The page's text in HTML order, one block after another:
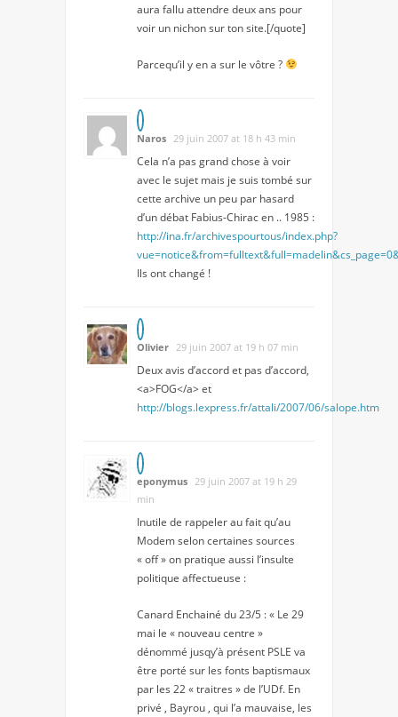
aura fallu attendre deux ans pour
voir un nichon sur ton site.[/quote]
Parcequ’il y en a sur le vôtre ?
Naros 29 juin 2007 at 18 h 43 min
Cela n’a pas grand chose à voir
avec le sujet mais je suis tombé sur
cette archive un peu par hasard
d’un débat Fabius-Chirac en .. 1985 :
http://ina.fr/archivespourtous/index.php?
Ils ont changé !
Olivier 29 juin 2007 at 19 h 07 min
Deux avis d’accord et pas d’accord,
<a>FOG</a> et
http://blogs.lexpress.fr/attali/2007/06/salope.htm
eponymus 29 juin 2007 at 19 h 29
min
Inutile de rappeler au fait qu’au
Modem selon certaines sources
« off » on pratique aussi l’insulte
politique affectueuse :
Canard Enchainé du 23/5 : « Le 29
mai le « nouveau centre »
dénommé jusqy’à présent PSLE va
être porté sur les fonts baptismaux
par les 22 « traitres » de l’UDf. En
privé , Bayrou , qui l’a mauvaise, les